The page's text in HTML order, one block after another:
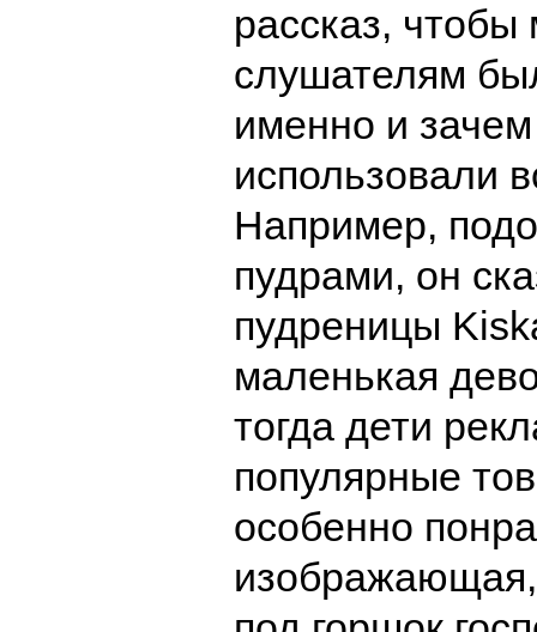
рассказ,
слушателям
именно и
использовали
Например,
пудрами, он
пудреницы
маленькая
тогда дети
популярные
особенно
изображающая,